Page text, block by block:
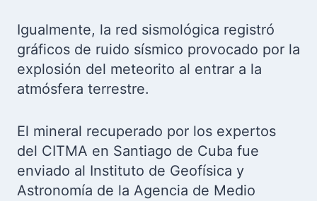
Igualmente, la red sismológica registró
gráficos de ruido sísmico provocado por la
explosión del meteorito al entrar a la
atmósfera terrestre.
El mineral recuperado por los expertos
del CITMA en Santiago de Cuba fue
enviado al Instituto de Geofísica y
Astronomía de la Agencia de Medio